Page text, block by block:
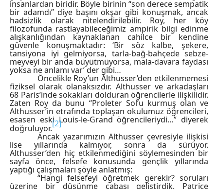
insanlardan biridir. Böyle birinin “son derece sempatik
bir adamdı” diye başını okşar gibi konuşmak, ancak
hadsizlik olarak nitelendirilebilir. Roy, her köy
filozofunda rastlayabileceğimiz ampirik bilgi edinme
alışkanlığından kaynaklanan cahilce bir kendine
güvenle konuşmaktadır: ‘Bir söz kalbe, şekere,
tansiyona iyi gelmiyorsa, tarla-bağ-bahçede sebze-
meyveyi bir anda büyütmüyorsa, mala-davara faydası
yoksa ne anlamı var’ der gibi…
Öncelikle Roy’un Althusser’den etkilenmemesi
fiziksel olarak olanaksızdır. Althusser ve arkadaşları
68 Paris’inde sokakları dolduran öğrencilerle ilişkilidir.
Zaten Roy da bunu “Proleter Sol’u kurmuş olan ve
Althusser’in etrafında toplaşan okulumuz öğrencileri,
esasen eski Louis-le-Grand öğrencileriydi…” diyerek
doğruluyor.[2]
Ancak yazarımızın Althusser çevresiyle ilişkisi
lise yıllarında kalmıyor, sonra da sürüyor.
Althusser’den hiç etkilenmediğini söylemesinden bir
sayfa önce, felsefe konusunda gençlik yıllarında
yaptığı çalışmaları şöyle anlatmış:
“Hangi felsefeyi öğretmek gerekir? soruları
üzerine bir düşünme çabası geliştirdik. Patrice